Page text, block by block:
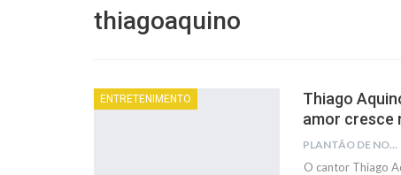
thiagoaquino
ENTRETENIMENTO
Thiago
amor cresce
PLANTÃO DE NOTÍCIAS
O cantor Thiago